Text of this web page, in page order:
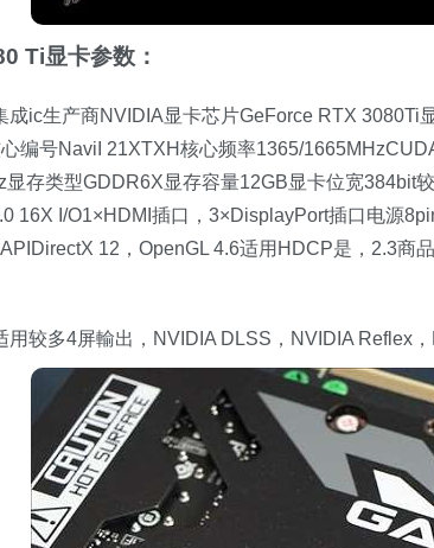
Ti显卡参数：
成ic生产商NVIDIA显卡芯片GeForce RTX 3080Ti
编号NaviI 21XTXH核心频率1365/
显存类型GDDR6X显存容量12GB显卡位宽384bit
16X I/O1×HDMI插口，3×DisplayPort插口电源
12，OpenGL 4.6适用HDCP是，2.3商
用较多4屏輸出，NVIDIA DLSS，NVIDIA Reflex